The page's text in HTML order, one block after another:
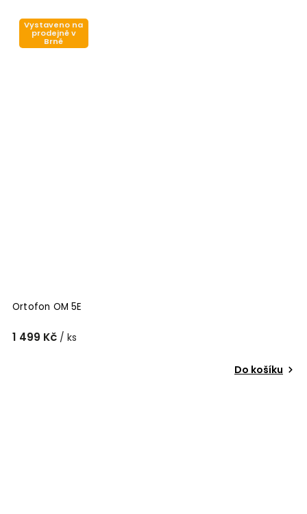
Vystaveno na
prodejně v
Brně
Ortofon OM 5E
1 499 Kč / ks
Do košíku